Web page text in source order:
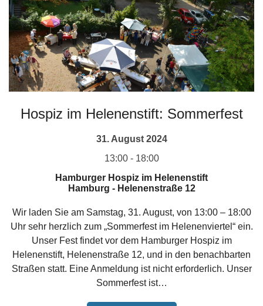
Hospiz im Helenenstift: Sommerfest
31. August 2024
13:00 - 18:00
Hamburger Hospiz im Helenenstift
Hamburg - Helenenstraße 12
Wir laden Sie am Samstag, 31. August, von 13:00 – 18:00
Uhr sehr herzlich zum „Sommerfest im Helenenviertel“ ein.
Unser Fest findet vor dem Hamburger Hospiz im
Helenenstift, Helenenstraße 12, und in den benachbarten
Straßen statt. Eine Anmeldung ist nicht erforderlich. Unser
Sommerfest ist…